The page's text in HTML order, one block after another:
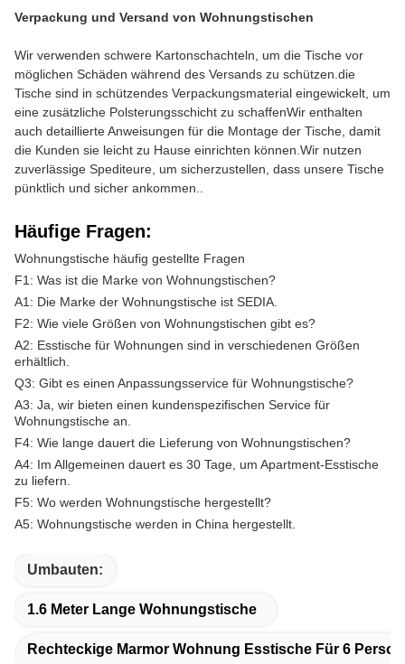
Verpackung und Versand von Wohnungstischen
Wir verwenden schwere Kartonschachteln, um die Tische vor
möglichen Schäden während des Versands zu schützen.die
Tische sind in schützendes Verpackungsmaterial eingewickelt, um
eine zusätzliche Polsterungsschicht zu schaffenWir enthalten
auch detaillierte Anweisungen für die Montage der Tische, damit
die Kunden sie leicht zu Hause einrichten können.Wir nutzen
zuverlässige Spediteure, um sicherzustellen, dass unsere Tische
pünktlich und sicher ankommen..
Häufige Fragen:
Wohnungstische häufig gestellte Fragen
F1: Was ist die Marke von Wohnungstischen?
A1: Die Marke der Wohnungstische ist SEDIA.
F2: Wie viele Größen von Wohnungstischen gibt es?
A2: Esstische für Wohnungen sind in verschiedenen Größen
erhältlich.
Q3: Gibt es einen Anpassungsservice für Wohnungstische?
A3: Ja, wir bieten einen kundenspezifischen Service für
Wohnungstische an.
F4: Wie lange dauert die Lieferung von Wohnungstischen?
A4: Im Allgemeinen dauert es 30 Tage, um Apartment-Esstische
zu liefern.
F5: Wo werden Wohnungstische hergestellt?
A5: Wohnungstische werden in China hergestellt.
Umbauten:
1.6 Meter Lange Wohnungstische
Rechteckige Marmor Wohnung Esstische Für 6